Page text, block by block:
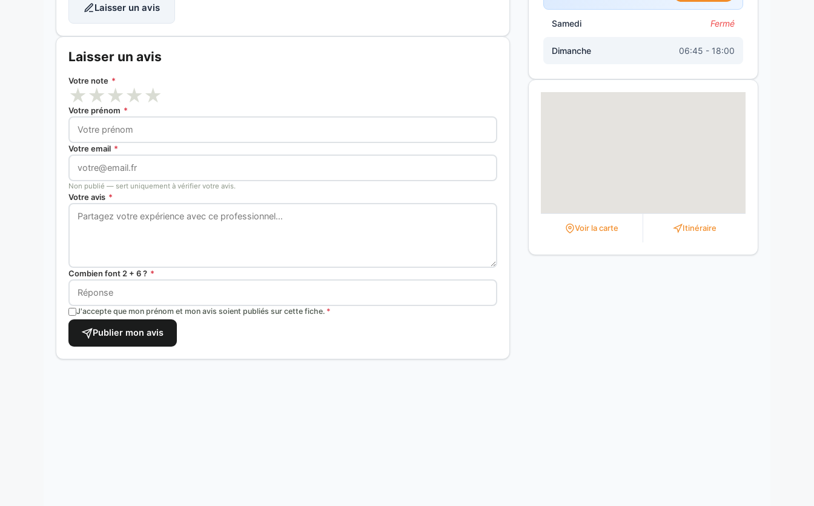
Laisser un avis
Laisser un avis
Votre note *
★★★★★
Votre prénom *
Votre email *
Non publié — sert uniquement à vérifier votre avis.
Votre avis *
Combien font 2 + 6 ? *
J'accepte que mon prénom et mon avis soient publiés sur cette fiche. *
Publier mon avis
Samedi Fermé
Dimanche 06:45 - 18:00
Voir la carte Itinéraire